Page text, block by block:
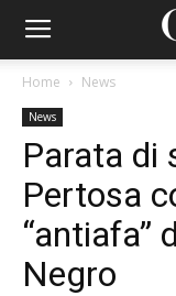
Home News
News
Parata di
Pertosa
“antiafa”
Negro